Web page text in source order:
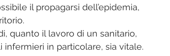
il propagarsi dell’epidemia,
quanto il lavoro di un sanitario,
infermieri in particolare, sia vitale.